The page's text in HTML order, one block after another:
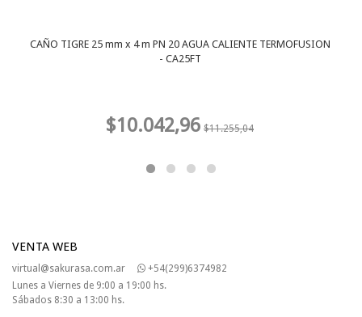
CAÑO TIGRE 25 mm x 4 m PN 20 AGUA CALIENTE TERMOFUSION
- CA25FT
$10.042,96 $11.255,04
VENTA WEB
virtual@sakurasa.com.ar
+54(299)6374982
Lunes a Viernes de 9:00 a 19:00 hs.
Sábados 8:30 a 13:00 hs.